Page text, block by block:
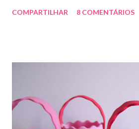
COMPARTILHAR 8 COMENTÁRIOS